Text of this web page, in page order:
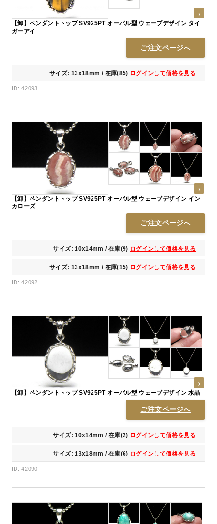
【卸】ペンダントトップ SV925PT オーバル型 ウェーブデザイン タイ
ガーアイ
ご注文ページへ
サイズ: 13x18mm / 在庫(85) ログインして価格を見る
ID: 42093
【卸】ペンダントトップ SV925PT オーバル型 ウェーブデザイン イン
カローズ
ご注文ページへ
サイズ: 10x14mm / 在庫(9) ログインして価格を見る
サイズ: 13x18mm / 在庫(15) ログインして価格を見る
ID: 42092
【卸】ペンダントトップ SV925PT オーバル型 ウェーブデザイン 水晶
ご注文ページへ
サイズ: 10x14mm / 在庫(2) ログインして価格を見る
サイズ: 13x18mm / 在庫(6) ログインして価格を見る
ID: 42090